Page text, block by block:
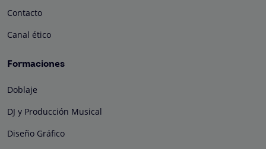
Contacto
Canal ético
Formaciones
Doblaje
DJ y Producción Musical
Diseño Gráfico